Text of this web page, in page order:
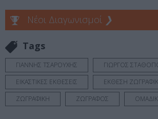
Νέοι Διαγωνισμοί ❯
Tags
ΓΙΑΝΝΗΣ ΤΣΑΡΟΥΧΗΣ
ΓΙΩΡΓΟΣ
ΕΙΚΑΣΤΙΚΕΣ ΕΚΘΕΣΕΙΣ
ΕΚΘΕΣΗ
ΖΩΓΡΑΦΙΚΗ
ΖΩΓΡΑΦΟΣ